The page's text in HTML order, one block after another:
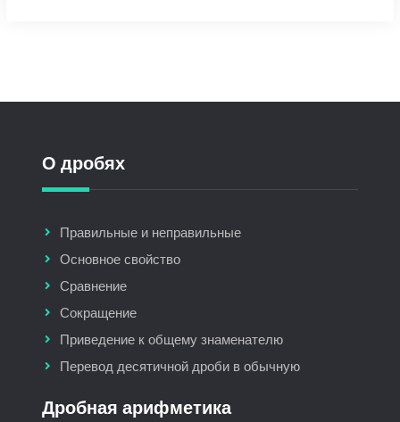
О дробях
Правильные и неправильные
Основное свойство
Сравнение
Сокращение
Приведение к общему знаменателю
Перевод десятичной дроби в обычную
Дробная арифметика